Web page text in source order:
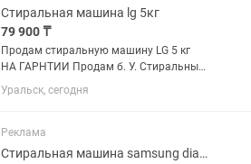
от...
Стиральная машина lg 5кг
79 900 ₸
Продам стиральную машину LG 5 кг
НА ГАРНТИИ Продам б. У. Стиральные
машинки в отличном рабочем
состоянии. -10000 за вашу сломанную.
обмен старой на новую. Все машинки...
Уральск, сегодня
Реклама
Стиральная машина samsung diamond 5 кг